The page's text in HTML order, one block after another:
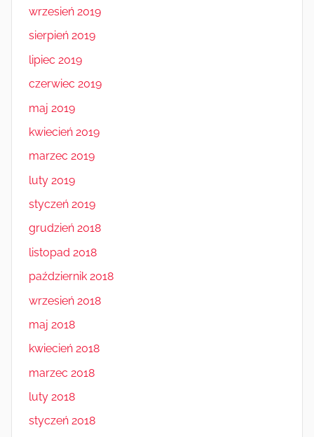
wrzesień 2019
sierpień 2019
lipiec 2019
czerwiec 2019
maj 2019
kwiecień 2019
marzec 2019
luty 2019
styczeń 2019
grudzień 2018
listopad 2018
październik 2018
wrzesień 2018
maj 2018
kwiecień 2018
marzec 2018
luty 2018
styczeń 2018